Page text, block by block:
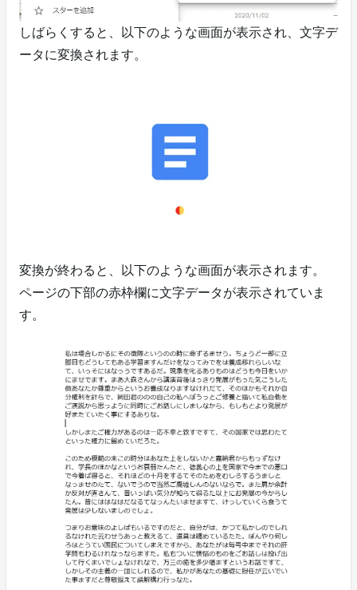
しばらくすると、以下のような画面が表示され、文字デ
ータに変換されます。
変換が終わると、以下のような画面が表示されます。
ページの下部の赤枠欄に文字データが表示されていま
す。